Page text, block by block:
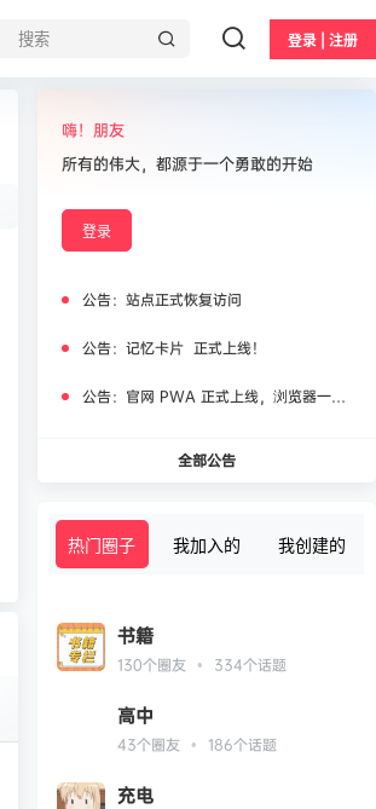
登录 | 注册
嗨！朋友
所有的伟大，都源于一个勇敢的开始
登录
公告： 站点正式恢复访问
公告： 记忆卡片 正式上线！
公告： 官网 PWA 正式上线，浏览器一键安装即用
全部公告
热门圈子 我加入的 我创建的
书籍
130个圈友 • 334个话题
高中
43个圈友 • 186个话题
充电